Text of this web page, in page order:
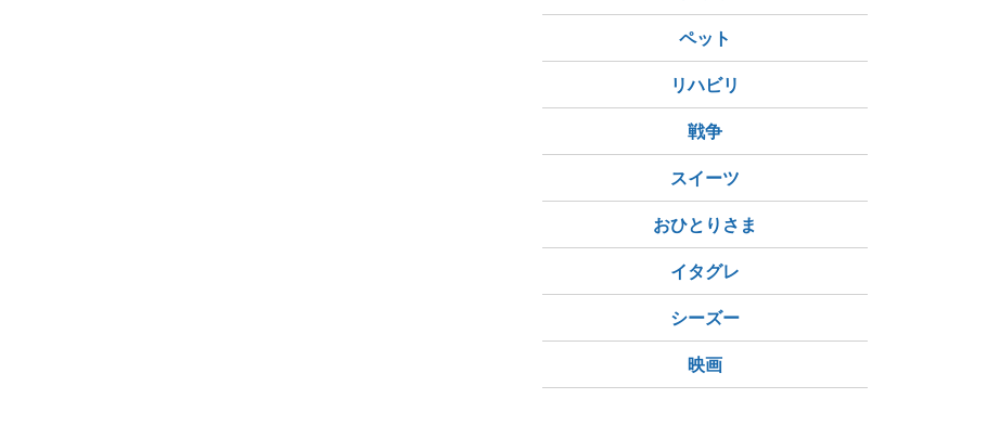
ペット
リハビリ
戦争
スイーツ
おひとりさま
イタグレ
シーズー
映画